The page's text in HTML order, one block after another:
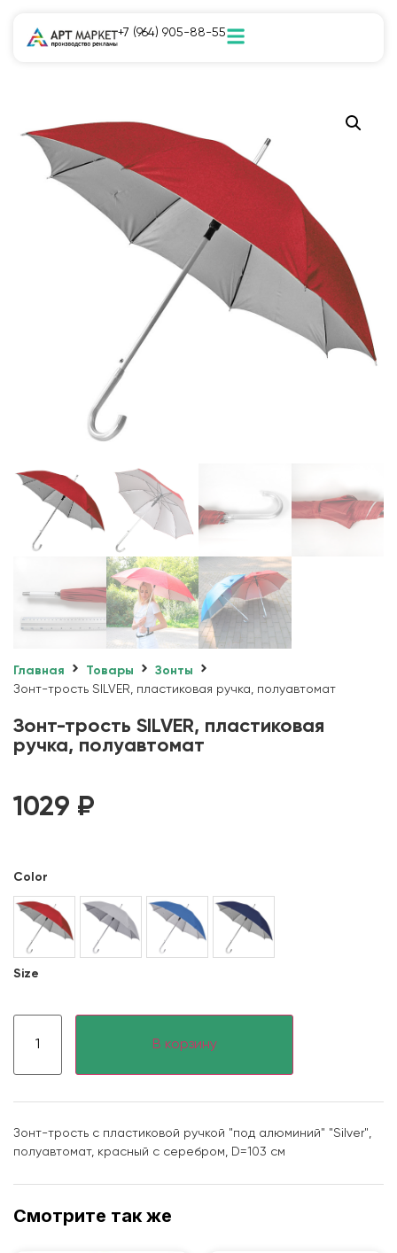
+7 (964) 905-88-55
Главная Товары
Зонты
Зонт-трость SILVER, пластиковая ручка, полуавтомат
Зонт-трость SILVER, пластиковая
ручка, полуавтомат
1029 ₽
Color
Size
В корзину
Зонт-трость с пластиковой ручкой "под алюминий" "Silver",
полуавтомат, красный с серебром, D=103 cм
Смотрите так же